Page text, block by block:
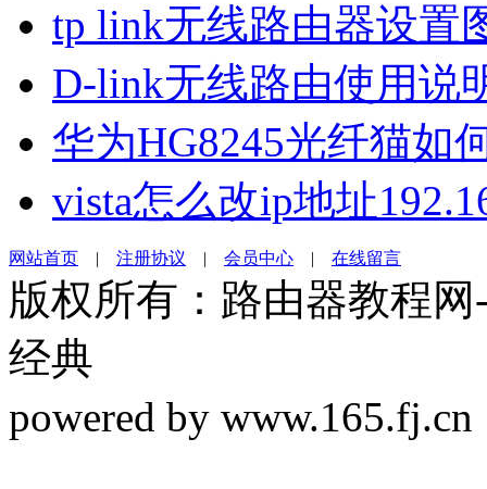
tp link无线路由器设置
D-link无线路由使用说
华为HG8245光纤猫如
vista怎么改ip地址
网站首页 | 注册协议 | 会员中心 | 在线留言
版权所有：路由器教程
经典
powered by